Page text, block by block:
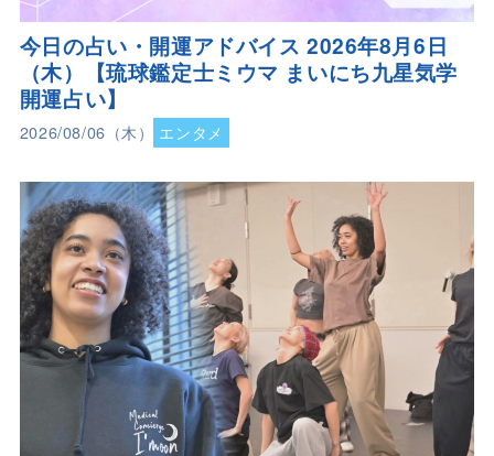
今日の占い・開運アドバイス 2026年8月6日
（木）【琉球鑑定士ミウマ まいにち九星気学
開運占い】
2026/08/06（木） エンタメ